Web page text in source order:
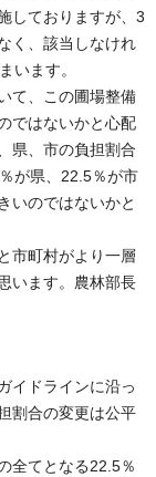
しておりますが、3
く、該当しなけれ
います。
て、この圃場整備
ではないかと心配
県、市の負担割合
が県、22.5％が市
いのではないかと
市町村がより一層
います。農林部長
イドラインに沿っ
割合の変更は公平
全てとなる22.5％